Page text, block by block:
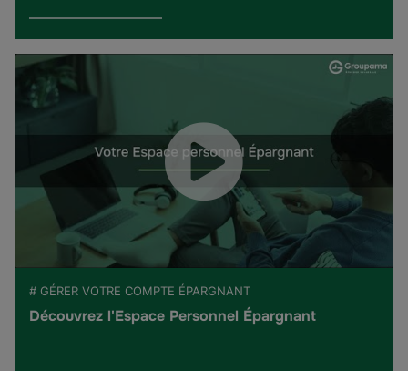
# GÉRER VOTRE COMPTE ÉPARGNANT
Découvrez l'Espace Personnel Épargnant